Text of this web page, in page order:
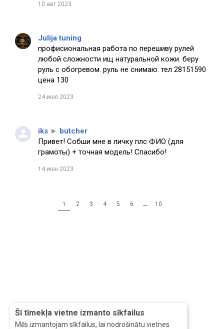
Šī tīmekļa vietne izmanto sīkfailus
Mēs izmantojam sīkfailus, lai nodrošinātu vietnes
10 авг 2023
Julija tuning
профисиональная работа по перешиву рулей
любой сложности ищ натуральной кожи. беру
руль с обогревом. руль не снимаю. тел 28151590
цена 130
24 июл 2023
iks ► butcher
Привет! Собши мне в личку плс ФИО (для
грамоты) + точная модель! Спасибо!
14 июн 2023
1 2 3 4 5 6 → 10